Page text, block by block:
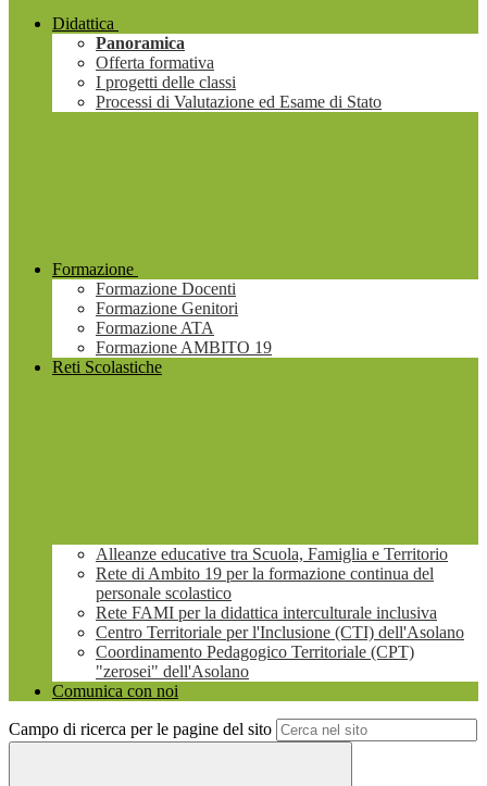
Didattica
Panoramica
Offerta formativa
I progetti delle classi
Processi di Valutazione ed Esame di Stato
Formazione
Formazione Docenti
Formazione Genitori
Formazione ATA
Formazione AMBITO 19
Reti Scolastiche
Alleanze educative tra Scuola, Famiglia e Territorio
Rete di Ambito 19 per la formazione continua del
personale scolastico
Rete FAMI per la didattica interculturale inclusiva
Centro Territoriale per l'Inclusione (CTI) dell'Asolano
Coordinamento Pedagogico Territoriale (CPT)
"zerosei" dell'Asolano
Comunica con noi
Campo di ricerca per le pagine del sito